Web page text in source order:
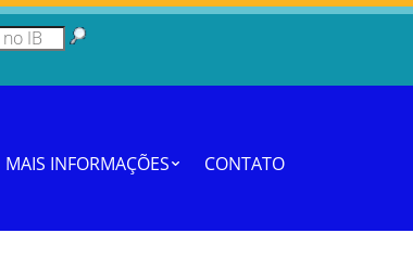
MAIS INFORMAÇÕES CONTATO